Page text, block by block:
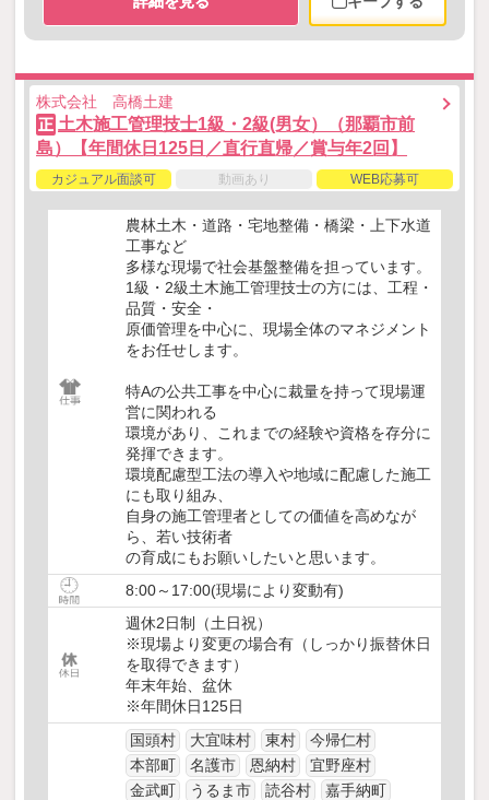
株式会社 高橋土建
正 土木施工管理技士1級・2級(男女）（那覇市前
島）【年間休日125日／直行直帰／賞与年2回】
カジュアル面談可 動画あり WEB応募可
農林土木・道路・宅地整備・橋梁・上下水道
工事など
多様な現場で社会基盤整備を担っています。
1級・2級土木施工管理技士の方には、工程・
品質・安全・
原価管理を中心に、現場全体のマネジメント
をお任せします。
特Aの公共工事を中心に裁量を持って現場運
営に関われる
環境があり、これまでの経験や資格を存分に
発揮できます。
環境配慮型工法の導入や地域に配慮した施工
にも取り組み、
自身の施工管理者としての価値を高めなが
ら、若い技術者
の育成にもお願いしたいと思います。
8:00～17:00(現場により変動有)
週休2日制（土日祝）
※現場より変更の場合有（しっかり振替休日
を取得できます）
年末年始、盆休
※年間休日125日
国頭村
大宜味村 東村
今帰仁村
本部町
名護市 恩納村
宜野座村
金武町
うるま市 読谷村
嘉手納町